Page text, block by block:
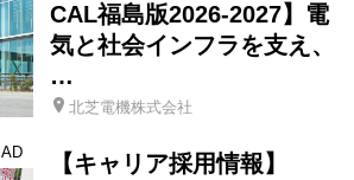
CAL福島版2026-2027】電
気と社会インフラを支え、
…
北芝電機株式会社
AD
【キャリア採用情報】